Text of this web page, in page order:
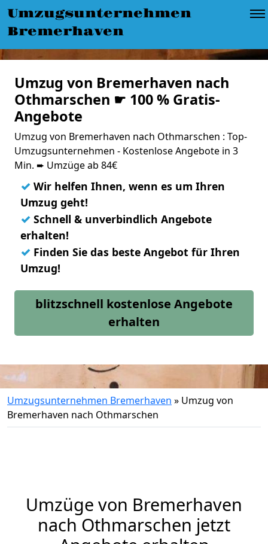
Umzugsunternehmen
Bremerhaven
Umzug von Bremerhaven nach
Othmarschen ☛ 100 % Gratis-
Angebote
Umzug von Bremerhaven nach Othmarschen : Top-
Umzugsunternehmen - Kostenlose Angebote in 3
Min. ➨ Umzüge ab 84€
✓ Wir helfen Ihnen, wenn es um Ihren
Umzug geht!
✓ Schnell & unverbindlich Angebote
erhalten!
✓ Finden Sie das beste Angebot für Ihren
Umzug!
blitzschnell kostenlose Angebote
erhalten
Umzugsunternehmen Bremerhaven » Umzug von
Bremerhaven nach Othmarschen
Umzüge von Bremerhaven
nach Othmarschen jetzt